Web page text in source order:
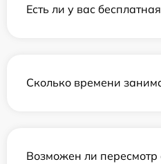
Есть ли у вас
Сколько времени
Возможен ли пересмотр